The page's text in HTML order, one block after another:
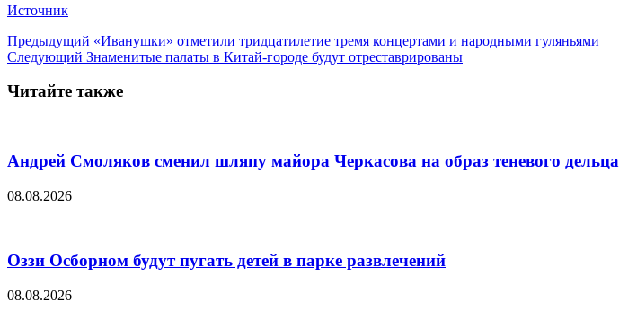
Источник
Предыдущий «Иванушки» отметили тридцатилетие тремя концертами и народными гуляньями
Следующий Знаменитые палаты в Китай-городе будут отреставрированы
Читайте также
Андрей Смоляков сменил шляпу майора Черкасова на образ теневого дельца
08.08.2026
Оззи Осборном будут пугать детей в парке развлечений
08.08.2026